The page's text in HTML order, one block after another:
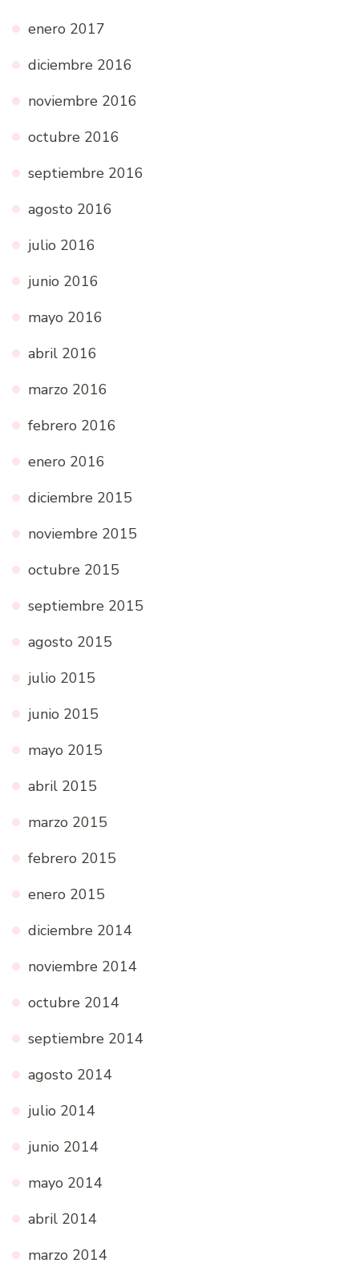
enero 2017
diciembre 2016
noviembre 2016
octubre 2016
septiembre 2016
agosto 2016
julio 2016
junio 2016
mayo 2016
abril 2016
marzo 2016
febrero 2016
enero 2016
diciembre 2015
noviembre 2015
octubre 2015
septiembre 2015
agosto 2015
julio 2015
junio 2015
mayo 2015
abril 2015
marzo 2015
febrero 2015
enero 2015
diciembre 2014
noviembre 2014
octubre 2014
septiembre 2014
agosto 2014
julio 2014
junio 2014
mayo 2014
abril 2014
marzo 2014